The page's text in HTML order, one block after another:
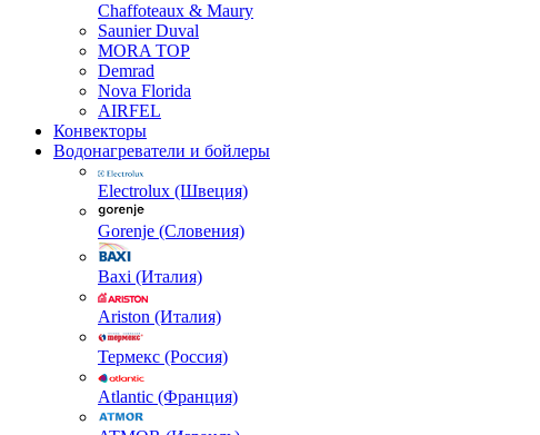
Chaffoteaux & Maury
Saunier Duval
MORA TOP
Demrad
Nova Florida
AIRFEL
Конвекторы
Водонагреватели и бойлеры
Electrolux (Швеция)
Gorenje (Словения)
Baxi (Италия)
Ariston (Италия)
Термекс (Россия)
Atlantic (Франция)